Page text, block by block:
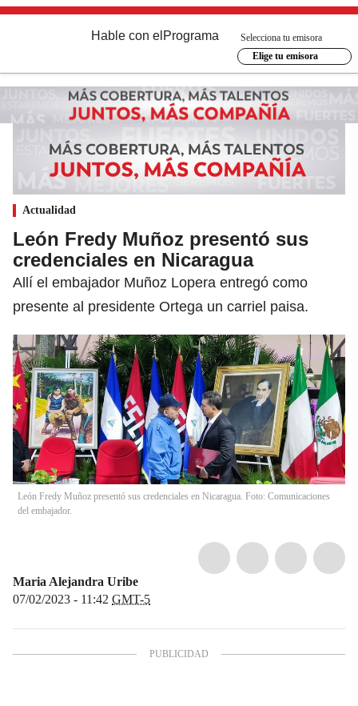
Hable con el Programa
Selecciona tu emisora
Elige tu emisora
Actualidad
León Fredy Muñoz presentó sus
credenciales en Nicaragua
Allí el embajador Muñoz Lopera entregó como
presente al presidente Ortega un carriel paisa.
León Fredy Muñoz presentó sus credenciales en Nicaragua. Foto: Comunicaciones
del embajador.
Maria Alejandra Uribe
07/02/2023 - 11:42 GMT-5